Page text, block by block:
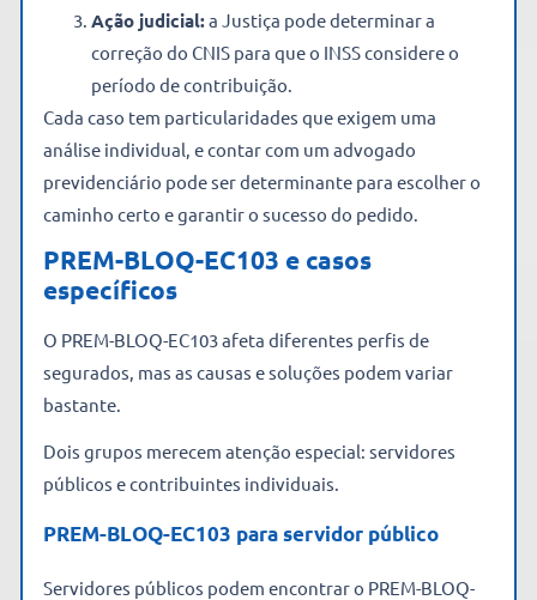
Ação judicial:a Justiça pode determinar a
correção do CNIS para que o INSS considere o
período de contribuição.
Cada caso tem particularidades que exigem uma
análise individual, e contar com um advogado
previdenciário pode ser determinante para escolher o
caminho certo e garantir o sucesso do pedido.
PREM-BLOQ-EC103 e casos
específicos
O PREM-BLOQ-EC103 afeta diferentes perfis de
segurados, mas as causas e soluções podem variar
bastante.
Dois grupos merecem atenção especial: servidores
públicos e contribuintes individuais.
PREM-BLOQ-EC103 para servidor público
Servidores públicos podem encontrar o PREM-BLOQ-